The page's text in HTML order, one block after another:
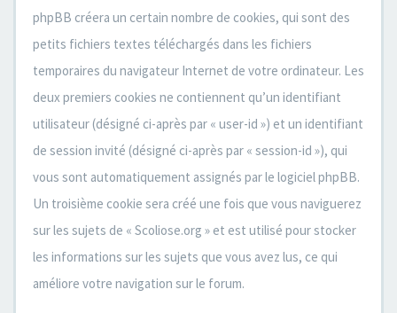
phpBB créera un certain nombre de cookies, qui sont des
petits fichiers textes téléchargés dans les fichiers
temporaires du navigateur Internet de votre ordinateur. Les
deux premiers cookies ne contiennent qu’un identifiant
utilisateur (désigné ci-après par « user-id ») et un identifiant
de session invité (désigné ci-après par « session-id »), qui
vous sont automatiquement assignés par le logiciel phpBB.
Un troisième cookie sera créé une fois que vous naviguerez
sur les sujets de « Scoliose.org » et est utilisé pour stocker
les informations sur les sujets que vous avez lus, ce qui
améliore votre navigation sur le forum.